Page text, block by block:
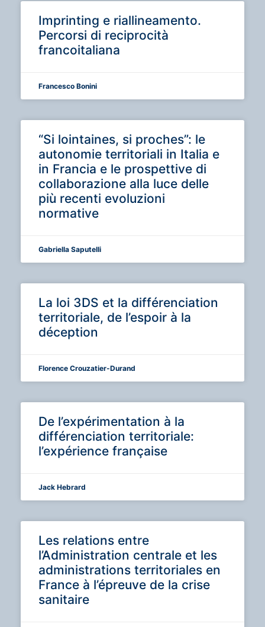
Imprinting e riallineamento.
Percorsi di reciprocità
francoitaliana
Francesco Bonini
“Si lointaines, si proches”: le
autonomie territoriali in Italia e
in Francia e le prospettive di
collaborazione alla luce delle
più recenti evoluzioni
normative
Gabriella Saputelli
La loi 3DS et la différenciation
territoriale, de l’espoir à la
déception
Florence Crouzatier-Durand
De l’expérimentation à la
différenciation territoriale:
l’expérience française
Jack Hebrard
Les relations entre
l’Administration centrale et les
administrations territoriales en
France à l’épreuve de la crise
sanitaire